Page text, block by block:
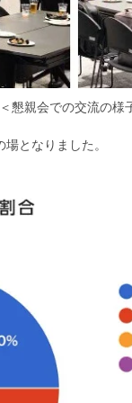
＜懇親会での交流の様
となりました。